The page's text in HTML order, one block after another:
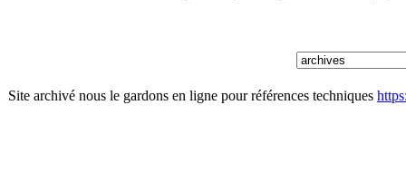
Site archivé nous le gardons en ligne pour références techniques